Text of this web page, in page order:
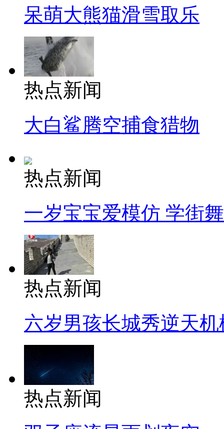
呆萌大熊猫滑雪取乐
热点新闻
大白鲨腾空捕食猎物
热点新闻
一岁宝宝爱模仿 学街
热点新闻
六岁男孩长城秀逆天机
热点新闻